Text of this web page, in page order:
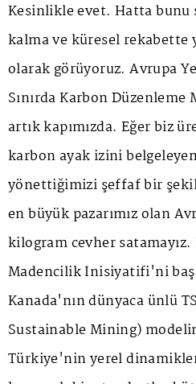
Kesinlikle evet. Hatta
kalma ve küresel rekabette
olarak görüyoruz. Avrupa
Sınırda Karbon Düzenleme
artık kapımızda. Eğer biz
karbon ayak izini
yönettiğimizi şeffaf bir
en büyük pazarımız olan
kilogram cevher
Madencilik İnisiyatifi'ni
Kanada'nın dünyaca ünlü
Sustainable Mining)
Türkiye'nin yerel